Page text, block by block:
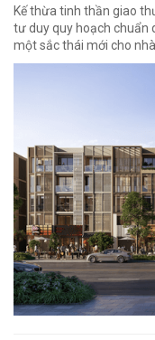
Kế thừa tinh thần giao
tư duy quy hoạch chuẩn
một sắc thái mới cho